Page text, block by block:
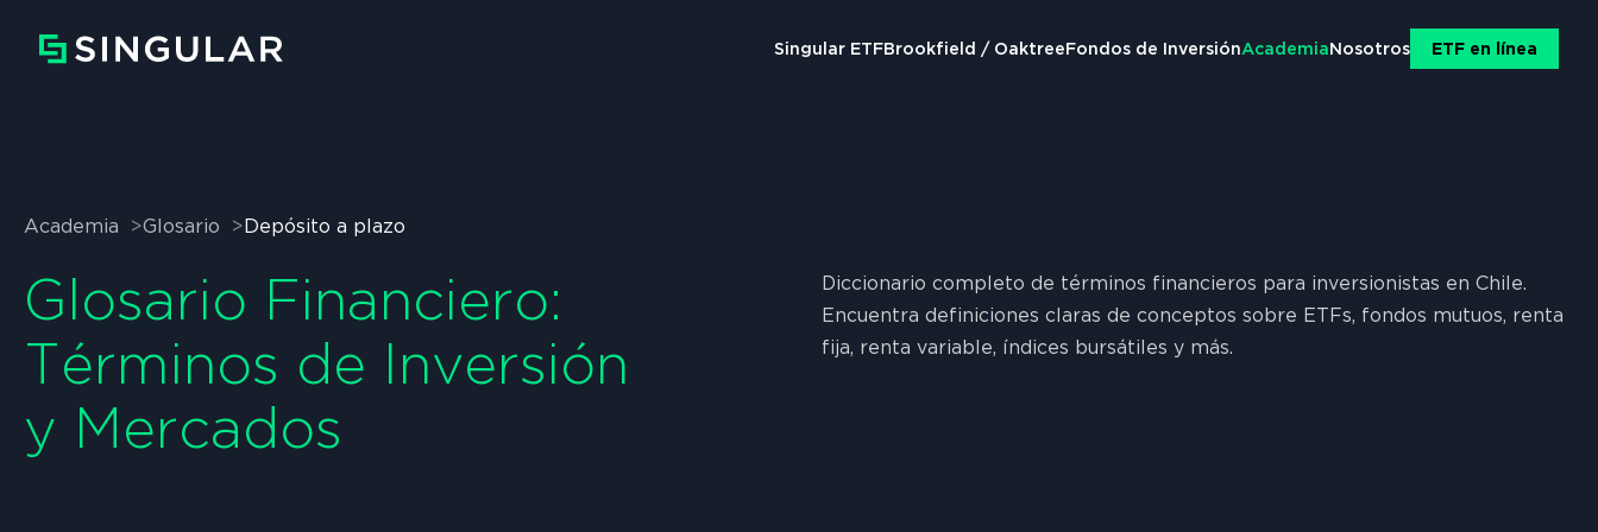
Singular ETFBrookfield / OaktreeFondos de InversiónAcademiaNosotros ETF en línea
Academia Glosario Depósito a plazo
Glosario Financiero:
Términos de Inversión
y Mercados
Diccionario completo de términos financieros para inversionistas en Chile.
Encuentra definiciones claras de conceptos sobre ETFs, fondos mutuos, renta
fija, renta variable, índices bursátiles y más.